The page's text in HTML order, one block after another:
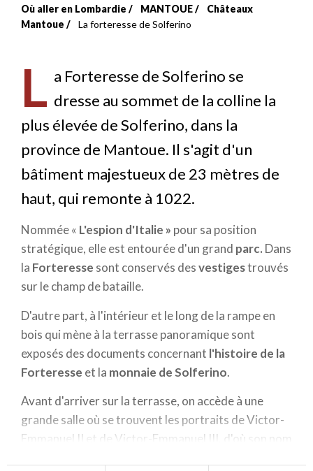
Fil
Où aller en Lombardie MANTOUE
Châteaux
Mantoue
La forteresse de Solferino
L a Forteresse de Solferino se
dresse au sommet de la colline la
plus élevée de Solferino, dans la
province de Mantoue. Il s'agit d'un
bâtiment majestueux de 23 mètres de
haut, qui remonte à 1022.
Nommée « L'espion d'Italie » pour sa position
stratégique, elle est entourée d'un grand parc. Dans
la Forteresse sont conservés desvestigestrouvés
sur le champ de bataille.
D'autre part, à l'intérieur et le long de la rampe en
bois qui mène à la terrasse panoramique sont
exposés des documents concernant l'histoire de la
Forteresse et la monnaie de Solferino.
Avant d'arriver sur la terrasse, on accède à une
grande salle où se trouvent les portraits de Victor-
Emmanuel II et de Victor-Emmanuel III, d'où son nom